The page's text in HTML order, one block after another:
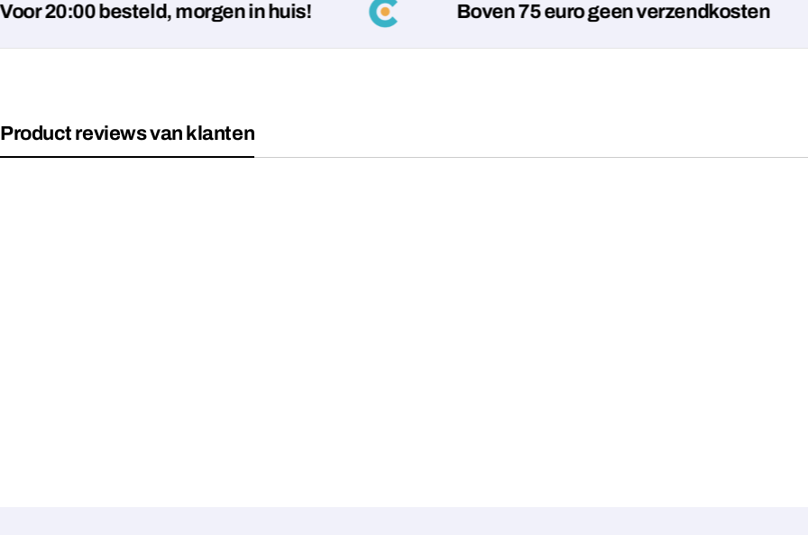
besteld, morgen in huis! Boven 75 euro geen verzendkosten
Product reviews van klanten